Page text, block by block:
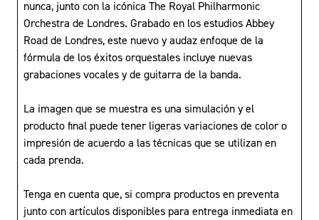
nunca, junto con la icónica The Royal Philharmonic
Orchestra de Londres. Grabado en los estudios Abbey
Road de Londres, este nuevo y audaz enfoque de la
fórmula de los éxitos orquestales incluye nuevas
grabaciones vocales y de guitarra de la banda.
La imagen que se muestra es una simulación y el
producto final puede tener ligeras variaciones de color o
impresión de acuerdo a las técnicas que se utilizan en
cada prenda.
Tenga en cuenta que, si compra productos en preventa
junto con artículos disponibles para entrega inmediata en